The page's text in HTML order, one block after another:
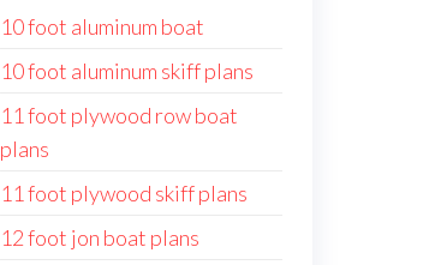
10 foot aluminum boat
10 foot aluminum skiff plans
11 foot plywood row boat
plans
11 foot plywood skiff plans
12 foot jon boat plans